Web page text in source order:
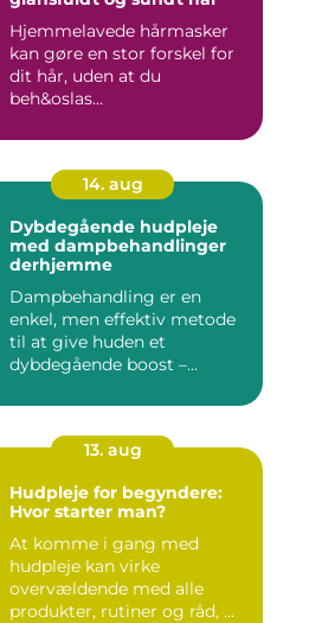
Hjemmelavede hårmasker
kan gøre en stor forskel for
dit hår, uden at du
beh&oslas...
14. aug
Dybdegående hudpleje
med dampbehandlinger
derhjemme
Dampbehandling er en
enkel, men effektiv metode
til at give huden et
dybdegående boost –...
13. aug
Hudpleje for begyndere:
Hvor starter man?
At komme i gang med
hudpleje kan virke
overvældende med alle
produkter, rutiner og råd, ...